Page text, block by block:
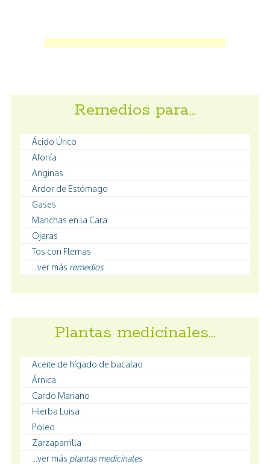
Remedios para…
Ácido Úrico
Afonía
Anginas
Ardor de Estómago
Gases
Manchas en la Cara
Ojeras
Tos con Flemas
...ver más remedios
Plantas medicinales…
Aceite de hígado de bacalao
Árnica
Cardo Mariano
Hierba Luisa
Poleo
Zarzaparrilla
...ver más plantas medicinales